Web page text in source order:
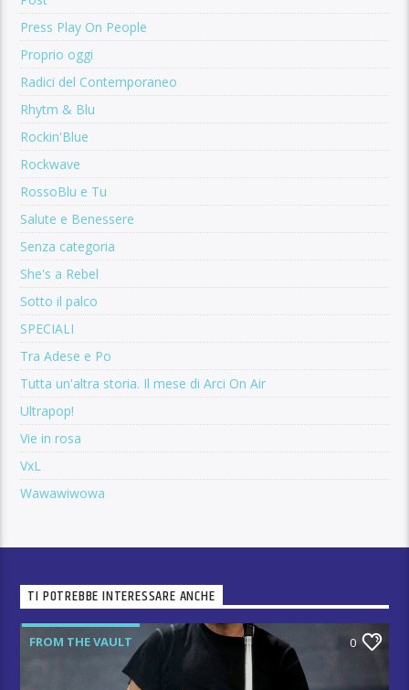
Press Play On People
Proprio oggi
Radici del Contemporaneo
Rhytm & Blu
Rockin'Blue
Rockwave
RossoBlu e Tu
Salute e Benessere
Senza categoria
She's a Rebel
Sotto il palco
SPECIALI
Tra Adese e Po
Tutta un'altra storia. Il mese di Arci On Air
Ultrapop!
Vie in rosa
VxL
Wawawiwowa
TI POTREBBE INTERESSARE ANCHE
FROM THE VAULT 0